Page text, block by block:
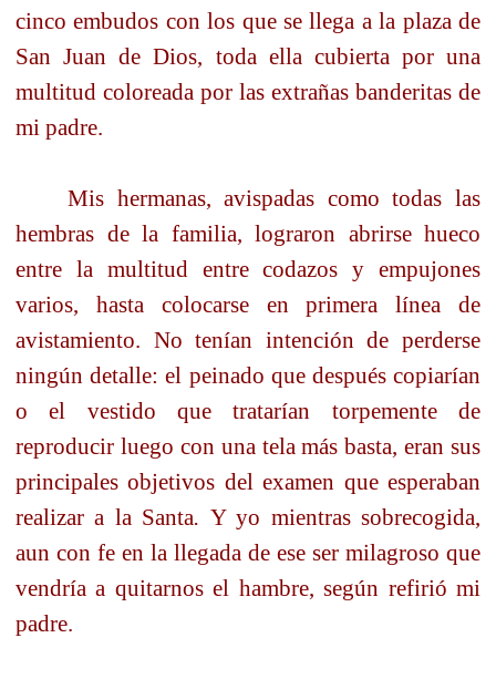
cinco embudos con los que se llega a la plaza de
San Juan de Dios, toda ella cubierta por una
multitud coloreada por las extrañas banderitas de
mi padre.
Mis hermanas, avispadas como todas las
hembras de la familia, lograron abrirse hueco
entre la multitud entre codazos y empujones
varios, hasta colocarse en primera línea de
avistamiento. No tenían intención de perderse
ningún detalle: el peinado que después copiarían
o el vestido que tratarían torpemente de
reproducir luego con una tela más basta, eran sus
principales objetivos del examen que esperaban
realizar a la Santa. Y yo mientras sobrecogida,
aun con fe en la llegada de ese ser milagroso que
vendría a quitarnos el hambre, según refirió mi
padre.